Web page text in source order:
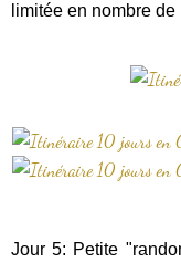
limitée en nombre
Jour 5: Petite